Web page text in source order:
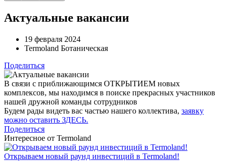
Актуальные вакансии
19 февраля 2024
Termoland Ботаническая
Поделиться
В связи с приближающимся ОТКРЫТИЕМ новых
комплексов, мы находимся в поиске прекрасных участников
нашей дружной команды сотрудников
Будем рады видеть вас частью нашего коллектива, заявку
можно оставить ЗДЕСЬ.
Поделиться
Интересное от Termoland
Открываем новый раунд инвестиций в Termoland!